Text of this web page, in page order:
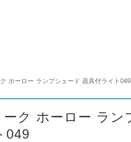
ホーロー ランプシェード 器具付ライト049
ク ホーロー ラン
049